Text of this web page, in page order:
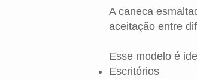
A caneca
aceitação entre
Esse modelo é
Escritórios